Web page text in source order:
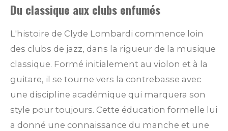
Du classique aux clubs enfumés
L'histoire de Clyde Lombardi commence loin
des clubs de jazz, dans la rigueur de la musique
classique. Formé initialement au violon et à la
guitare, il se tourne vers la contrebasse avec
une discipline académique qui marquera son
style pour toujours. Cette éducation formelle lui
a donné une connaissance du manche et une